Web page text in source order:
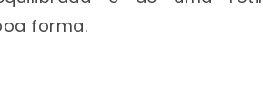
forma.